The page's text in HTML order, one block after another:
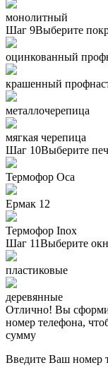
монолитный
Шаг 9Выберите
оцинкованный
крашенный
металлочерепица
мягкая черепица
Шаг 10Выберите
Термофор Oса
Ермак 12
Термофор Inox
Шаг 11Выберите
пластиковые
деревянные
Отлично! Вы
номер телефона,
сумму
Введите Ваш номер